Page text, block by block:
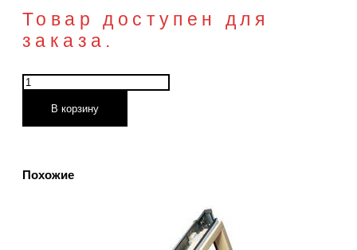
Товар доступен для
заказа.
Количество
Окно
на
В корзину
Похожие